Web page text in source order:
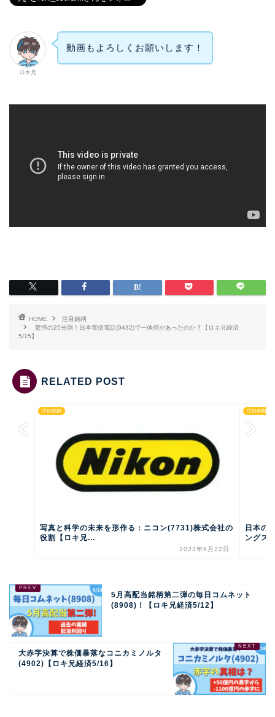
ロキ兄
動画もよろしくお願いします！
HOME
注目銘柄
驚愕の25分割！日本電信電話(9432)で一体何があったのか？【ロキ兄経済
5/15】
RELATED POST
注目銘柄
写真と科学の未来を形作る：ニコン(7731)株式会社の
役割【ロキ兄...
2023年9月22日
注目銘柄
日本の
ングス
5月高配当銘柄第二弾の毎日コムネット
(8908)！【ロキ兄経済5/12】
大赤字決算で株価暴落なコニカミノルタ
(4902)【ロキ兄経済5/16】